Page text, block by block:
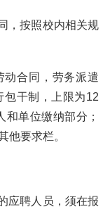
，按照校内相关规
动合同，劳务派遣
包干制，上限为12
单位缴纳部分；
他要求栏。
应聘人员，须在报